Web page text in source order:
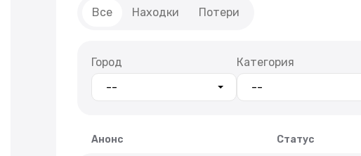
Все Находки Потери
Город Категория
Анонс Статус